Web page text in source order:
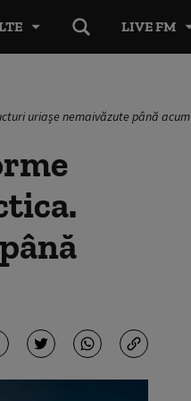
LIVE FM
uriașe nemaivăzute până acum